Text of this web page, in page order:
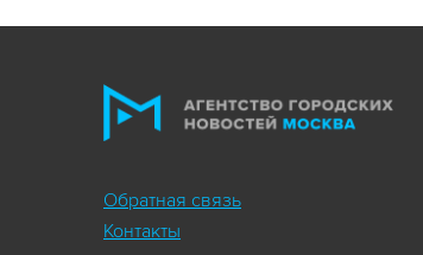
Обратная связь
Контакты